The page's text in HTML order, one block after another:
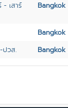
- เสาร์
Bangkok
Bangkok
ปวส.
Bangkok